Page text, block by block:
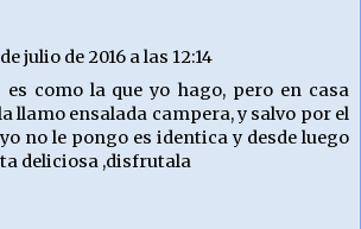
julio de 2016 a las 12:14
es como la que yo hago, pero en casa
llamo ensalada campera, y salvo por el
no le pongo es identica y desde luego
deliciosa ,disfrutala